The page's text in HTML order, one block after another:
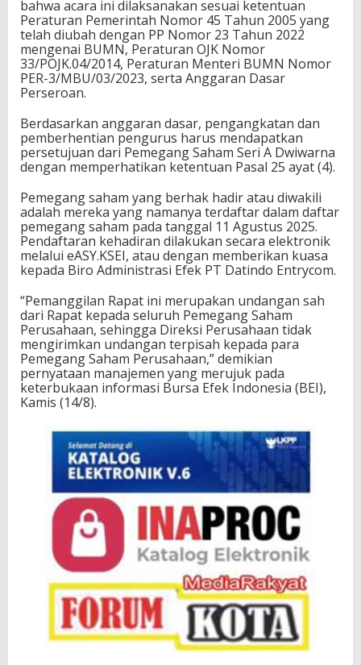
bahwa acara ini dilaksanakan sesuai ketentuan
Peraturan Pemerintah Nomor 45 Tahun 2005 yang
telah diubah dengan PP Nomor 23 Tahun 2022
mengenai BUMN, Peraturan OJK Nomor
33/POJK.04/2014, Peraturan Menteri BUMN Nomor
PER-3/MBU/03/2023, serta Anggaran Dasar
Perseroan.
Berdasarkan anggaran dasar, pengangkatan dan
pemberhentian pengurus harus mendapatkan
persetujuan dari Pemegang Saham Seri A Dwiwarna
dengan memperhatikan ketentuan Pasal 25 ayat (4).
Pemegang saham yang berhak hadir atau diwakili
adalah mereka yang namanya terdaftar dalam daftar
pemegang saham pada tanggal 11 Agustus 2025.
Pendaftaran kehadiran dilakukan secara elektronik
melalui eASY.KSEI, atau dengan memberikan kuasa
kepada Biro Administrasi Efek PT Datindo Entrycom.
“Pemanggilan Rapat ini merupakan undangan sah
dari Rapat kepada seluruh Pemegang Saham
Perusahaan, sehingga Direksi Perusahaan tidak
mengirimkan undangan terpisah kepada para
Pemegang Saham Perusahaan,” demikian
pernyataan manajemen yang merujuk pada
keterbukaan informasi Bursa Efek Indonesia (BEI),
Kamis (14/8).